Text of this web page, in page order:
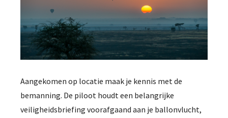
Aangekomen op locatie maak je kennis met de
bemanning. De piloot houdt een belangrijke
veiligheidsbriefing voorafgaand aan je ballonvlucht,